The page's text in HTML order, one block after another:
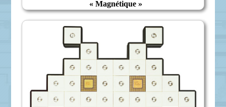
« Magnétique »